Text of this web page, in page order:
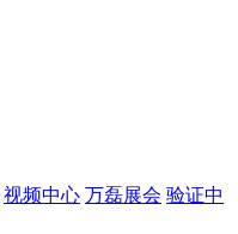
视频中心 万磊展会 验证中